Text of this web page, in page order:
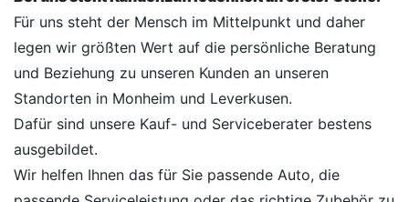
Für uns steht der Mensch im Mittelpunkt und daher
legen wir größten Wert auf die persönliche Beratung
und Beziehung zu unseren Kunden an unseren
Standorten in Monheim und Leverkusen.
Dafür sind unsere Kauf- und Serviceberater bestens
ausgebildet.
Wir helfen Ihnen das für Sie passende Auto, die